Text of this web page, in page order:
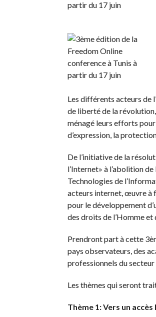
Les différents acteurs de
de liberté de la révolution,
ménagé leurs efforts
d’expression, la
De l’initiative de la
l’Internet» à l’abolition
Technologies de
acteurs internet, œuvre à
pour le développement
des droits de l’Homme et
Prendront part à cette
pays observateurs, des
professionnels du
Les thèmes qui seront
Thème 1: Vers un